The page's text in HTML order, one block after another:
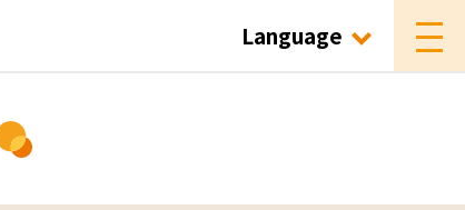
Language